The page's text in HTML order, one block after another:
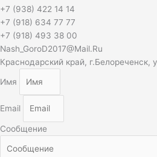
+7 (938) 422 14 14
+7 (918) 634 77 77
+7 (918) 493 38 00
Nash_GoroD2017@Mail.Ru
Краснодарский край, г.Белореченск,
Имя
Email
Сообщение